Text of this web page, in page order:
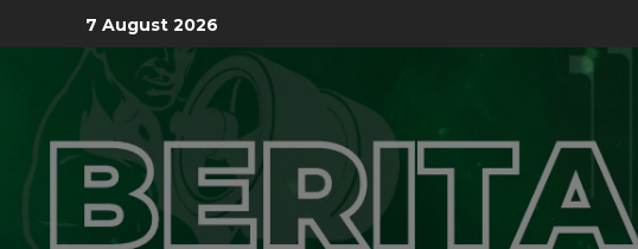
7 August 2026